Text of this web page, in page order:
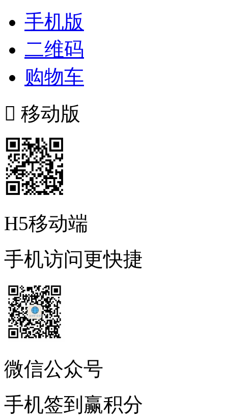
手机版
二维码
购物车
 移动版
H5移动端
手机访问更快捷
微信公众号
手机签到赢积分